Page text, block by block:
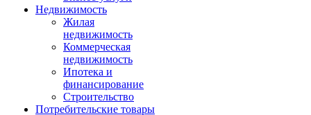
Недвижимость
Жилая
недвижимость
Коммерческая
недвижимость
Ипотека и
финансирование
Строительство
Потребительские товары